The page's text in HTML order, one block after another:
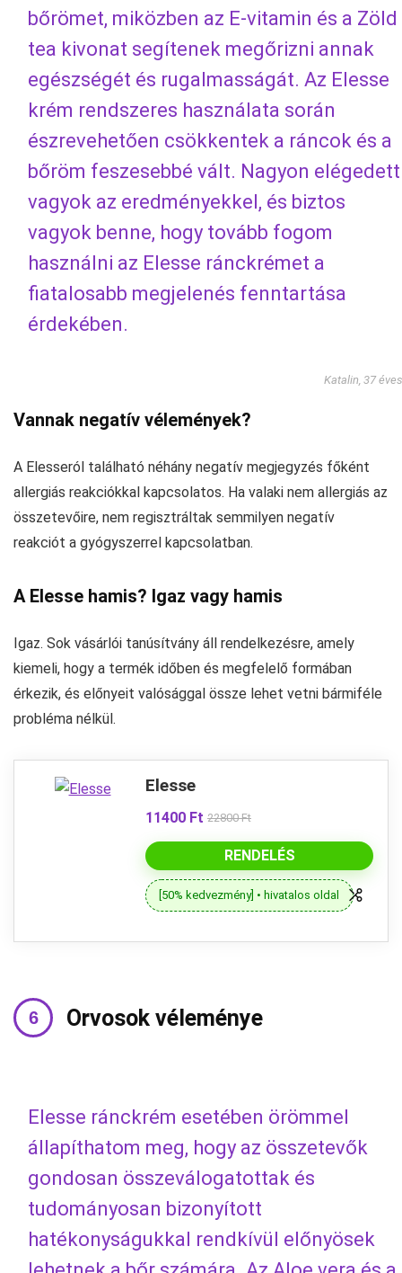
bőrömet, miközben az E-vitamin és a Zöld
tea kivonat segítenek megőrizni annak
egészségét és rugalmasságát. Az Elesse
krém rendszeres használata során
észrevehetően csökkentek a ráncok és a
bőröm feszesebbé vált. Nagyon elégedett
vagyok az eredményekkel, és biztos
vagyok benne, hogy tovább fogom
használni az Elesse ránckrémet a
fiatalosabb megjelenés fenntartása
érdekében.
Katalin, 37 éves
Vannak negatív vélemények?
A Elesseról található néhány negatív megjegyzés főként
allergiás reakciókkal kapcsolatos. Ha valaki nem allergiás az
összetevőire, nem regisztráltak semmilyen negatív
reakciót a gyógyszerrel kapcsolatban.
A Elesse hamis? Igaz vagy hamis
Igaz. Sok vásárlói tanúsítvány áll rendelkezésre, amely
kiemeli, hogy a termék időben és megfelelő formában
érkezik, és előnyeit valósággal össze lehet vetni bármiféle
probléma nélkül.
Elesse
11400 Ft 22800 Ft
RENDELÉS
[50% kedvezmény] • hivatalos oldal
Orvosok véleménye
Elesse ránckrém esetében örömmel
állapíthatom meg, hogy az összetevők
gondosan összeválogatottak és
tudományosan bizonyított
hatékonyságukkal rendkívül előnyösek